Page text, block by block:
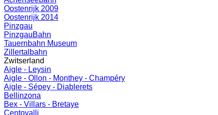
Oostenrijk 2009
Oostenrijk 2014
Pinzgau
PinzgauBahn
Tauernbahn Museum
Zillertalbahn
Zwitserland
Aigle - Leysin
Aigle - Ollon - Monthey - Champéry
Aigle - Sépey - Diablerets
Bellinzona
Bex - Villars - Bretaye
Centovalli